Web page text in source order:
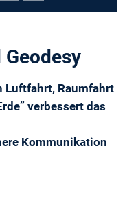
Luftfahrt, Raumfahrt
verbessert das
Kommunikation